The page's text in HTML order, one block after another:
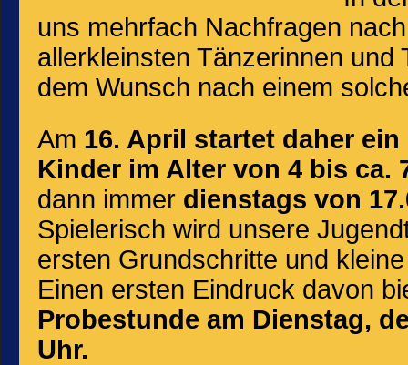
uns mehrfach Nachfragen
allerkleinsten Tänzerinnen und
dem Wunsch nach einem
Am 16. April startet daher
Kinder im Alter von 4 bis ca.
dann immer dienstags von
Spielerisch wird unsere
ersten Grundschritte und
Einen ersten Eindruck davon
Probestunde am Dienstag,
Uhr.